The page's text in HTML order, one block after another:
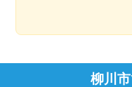
柳川